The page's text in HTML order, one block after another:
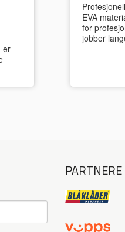
er
EVA
for
jobber
PARTNERE